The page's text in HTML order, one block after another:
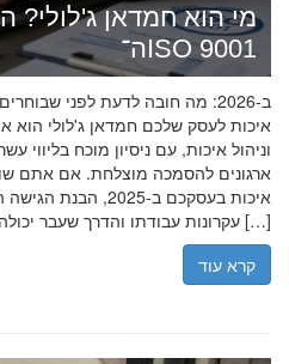
מי הוא חמדאן ג'לולי?
ה־ISO 9001
איכות לעסק שלכם חמדאן ג'לולי הוא
ארגונים להסמכה מוצלחת. אם אתם
איכות בעסקכם ב-
עקרונות עבודתו והדרך שעבר יכולה […]
קרא עוד